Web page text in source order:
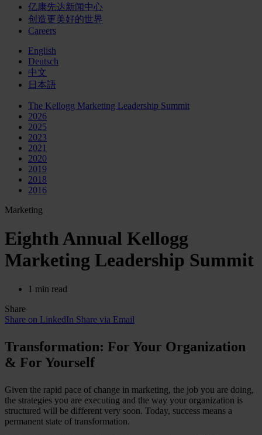
亿康先达新闻中心
创造更美好的世界
Careers
English
Deutsch
中文
日本語
The Kellogg Marketing Leadership Summit
2026
2025
2023
2021
2020
2019
2018
2016
Marketing
Eighth Annual Kellogg
Marketing Leadership Summit
1 min read
Share
Share on LinkedIn Share via Email
Transformation: For Your Organization
& For Yourself
Given the rapid pace of change in marketing, the job you are doing,
the strategies you are executing and the way your organization is
structured will be different very soon. Today, success means a
permanent state of transformation.